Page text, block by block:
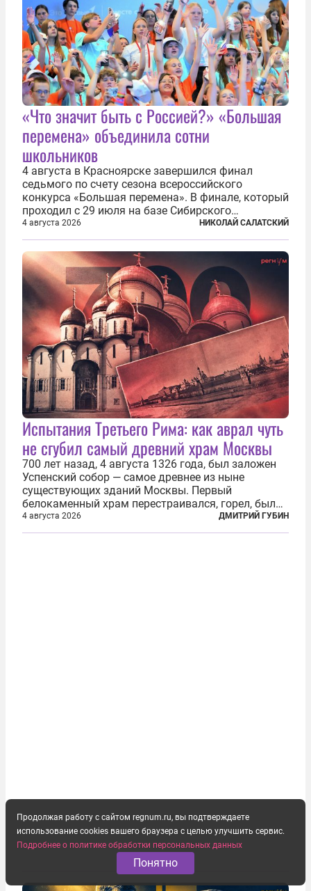
«Что значит быть с Россией?» «Большая
перемена» объединила сотни
школьников
4 августа в Красноярске завершился финал
седьмого по счету сезона всероссийского
конкурса «Большая перемена». В финале, который
проходил с 29 июля на базе Сибирского
федерального университета, собрались более 800
молодых участников — школьников 5–7-х классов
со всей России и старшеклассников из-за...
4 августа 2026 НИКОЛАЙ САЛАТСКИЙ
Испытания Третьего Рима: как аврал чуть
не сгубил самый древний храм Москвы
700 лет назад, 4 августа 1326 года, был заложен
Успенский собор — самое древнее из ныне
существующих зданий Москвы. Первый
белокаменный храм перестраивался, горел, был
«чумным кладбищем» и добычей воров,
использовался не по назначению, разрушался — в
4 августа 2026 ДМИТРИЙ ГУБИН
Продолжая работу с сайтом regnum.ru, вы подтверждаете
использование cookies вашего браузера с целью улучшить сервис.
Подробнее о политике обработки персональных данных
Понятно